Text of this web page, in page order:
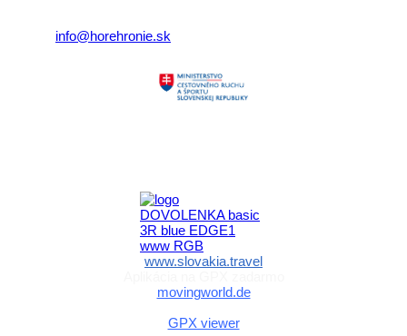
info@horehronie.sk
www.slovakia.travel
movingworld.de
GPX viewer